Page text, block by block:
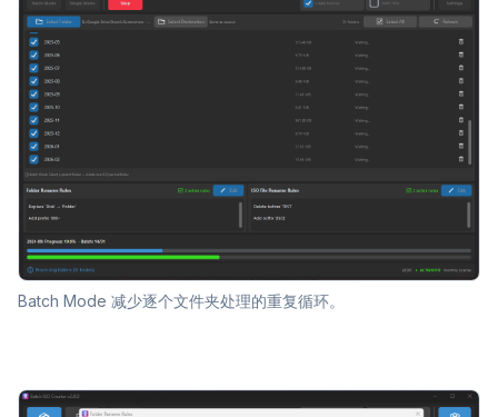
Batch Mode 减少逐个文件夹处理的重复循环。